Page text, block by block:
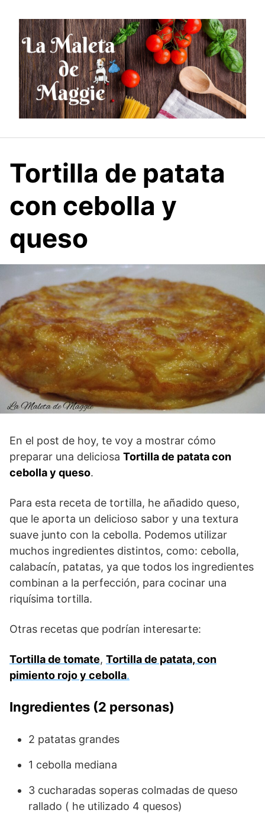
contenido
Tortilla de patata
con cebolla y
queso
En el post de hoy, te voy a mostrar cómo
preparar una deliciosa Tortilla de patata con
cebolla y queso.
Para esta receta de tortilla, he añadido queso,
que le aporta un delicioso sabor y una textura
suave junto con la cebolla. Podemos utilizar
muchos ingredientes distintos, como: cebolla,
calabacín, patatas, ya que todos los ingredientes
combinan a la perfección, para cocinar una
riquísima tortilla.
Otras recetas que podrían interesarte:
Tortilla de tomate, Tortilla de patata, con
pimiento rojo y cebolla.
Ingredientes (2 personas)
2 patatas grandes
1 cebolla mediana
3 cucharadas soperas colmadas de queso
rallado ( he utilizado 4 quesos)